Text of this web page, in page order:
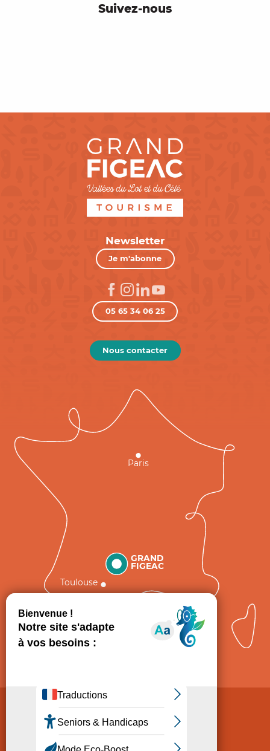
Suivez-nous
Newsletter
Je m'abonne
05 65 34 06 25
Nous contacter
GRAND
FIGEAC
Toulouse
Paris
Politique de Protection des données
Consentement